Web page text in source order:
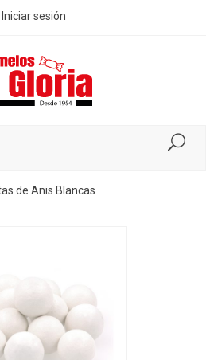
Iniciar sesión
de Anis Blancas